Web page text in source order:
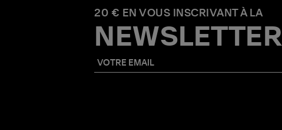
20 € EN VOUS INSCRIVANT À LA
NEWSLETTER